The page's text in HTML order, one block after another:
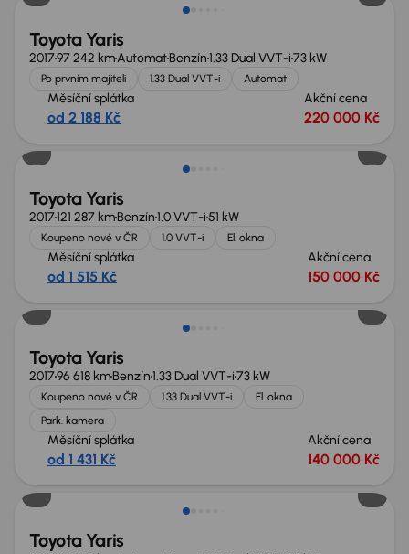
Toyota Yaris
201797 242 kmAutomatBenzín1.33 Dual VVT-i73 kW
Po prvním majiteli 1.33 Dual VVT-i Automat
Měsíční splátka
od 2 188 Kč
Akční cena
220 000 Kč
Toyota Yaris
2017121 287 kmBenzín1.0 VVT-i51 kW
Koupeno nové v ČR 1.0 VVT-i El. okna
Měsíční splátka
od 1 515 Kč
Akční cena
150 000 Kč
Toyota Yaris
201796 618 kmBenzín1.33 Dual VVT-i73 kW
Koupeno nové v ČR 1.33 Dual VVT-i
El. okna
Park. kamera
Měsíční splátka
od 1 431 Kč
Akční cena
140 000 Kč
Toyota Yaris